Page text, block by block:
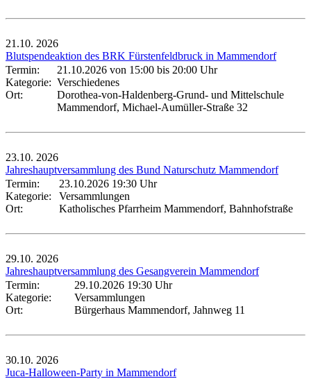
21.10. 2026
Blutspendeaktion des BRK Fürstenfeldbruck in Mammendorf
Termin:
21.10.2026 von 15:00 bis 20:00 Uhr
Kategorie: Verschiedenes
Ort:
Dorothea-von-Haldenberg-Grund- und Mittelschule
Mammendorf, Michael-Aumüller-Straße 32
23.10. 2026
Jahreshauptversammlung des Bund Naturschutz Mammendorf
Termin:
23.10.2026 19:30 Uhr
Kategorie:
Versammlungen
Ort:
Katholisches Pfarrheim Mammendorf, Bahnhofstraße
29.10. 2026
Jahreshauptversammlung des Gesangverein Mammendorf
Termin:
29.10.2026 19:30 Uhr
Kategorie:
Versammlungen
Ort:
Bürgerhaus Mammendorf, Jahnweg 11
30.10. 2026
Juca-Halloween-Party in Mammendorf